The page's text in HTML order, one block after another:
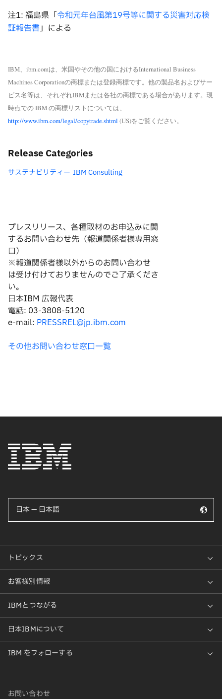
注1: 福島県「令和元年台風第19号等に関する災害対応検
証報告書」による
IBM、ibm.comは、米国やその他の国におけるInternational Business
Machines Corporationの商標または登録商標です。他の製品名およびサー
ビス名等は、それぞれIBMまたは各社の商標である場合があります。現
時点での IBM の商標リストについては、
http://www.ibm.com/legal/copytrade.shtml (US)をご覧ください。
Release Categories
サステナビリティー IBM Consulting
プレスリリース、各種取材のお申込みに関
するお問い合わせ先（報道関係者様専用窓
口）
※報道関係者様以外からのお問い合わせ
は受け付けておりませんのでご了承くださ
い。
日本IBM 広報代表
電話: 03-3808-5120
e-mail: PRESSREL@jp.ibm.com
その他お問い合わせ窓口一覧
日本 — 日本語
お問い合わせ